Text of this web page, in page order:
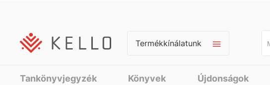
Termékkínálatunk
Tankönyvjegyzék Könyvek Újdonságok